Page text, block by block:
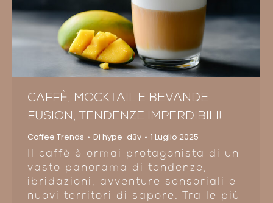
CAFFÈ, MOCKTAIL E BEVANDE
FUSION, TENDENZE IMPERDIBILI!
Coffee Trends Di hype-d3v 1 Luglio 2025
Il caffè è ormai protagonista di un
vasto panorama di tendenze,
ibridazioni, avventure sensoriali e
nuovi territori di sapore. Tra le più